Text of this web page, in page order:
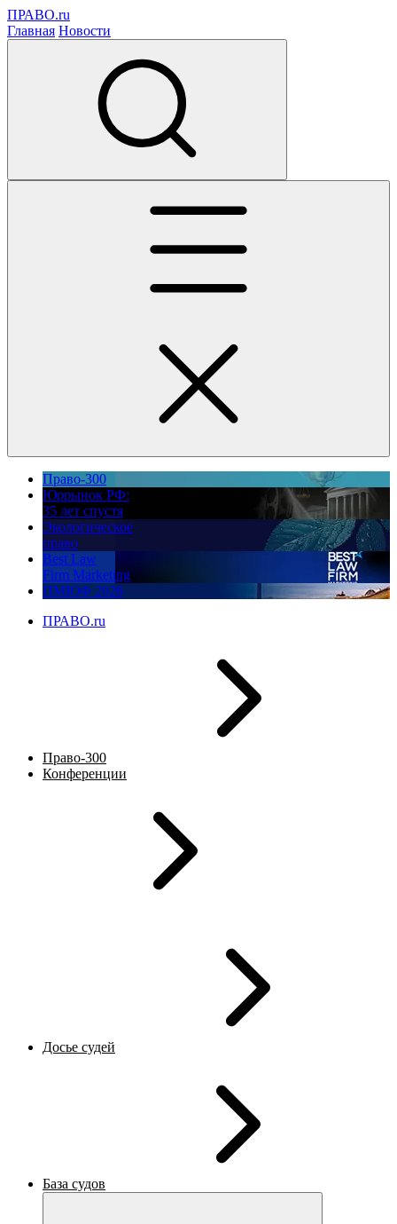
ПРАВО.ru
Главная Новости
Право-300
Юррынок РФ:
35 лет спустя
Экологическое
право
Best Law
Firm Marketing
ПМЮФ 2026
ПРАВО.ru
Право-300
Конференции
Досье судей
База судов